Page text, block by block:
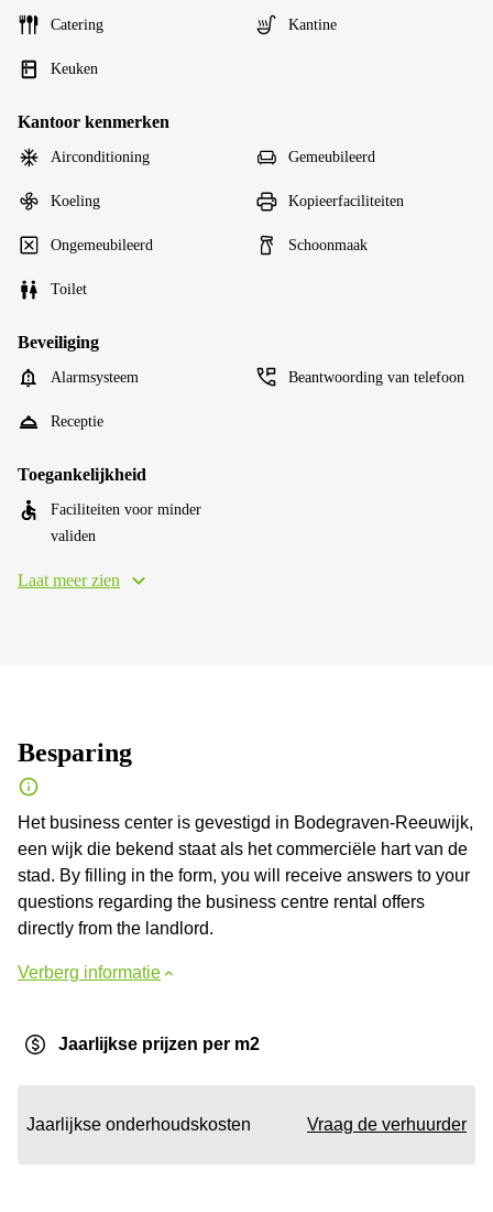
Catering Kantine
Keuken
Kantoor kenmerken
Airconditioning Gemeubileerd
Koeling Kopieerfaciliteiten
Ongemeubileerd Schoonmaak
Toilet
Beveiliging
Alarmsysteem Beantwoording van telefoon
Receptie
Toegankelijkheid
Faciliteiten voor minder
validen
Laat meer zien
Besparing
Het business center is gevestigd in Bodegraven-Reeuwijk,
een wijk die bekend staat als het commerciële hart van de
stad. By filling in the form, you will receive answers to your
questions regarding the business centre rental offers
directly from the landlord.
Verberg informatie
Jaarlijkse prijzen per m2
Jaarlijkse onderhoudskosten Vraag de verhuurder